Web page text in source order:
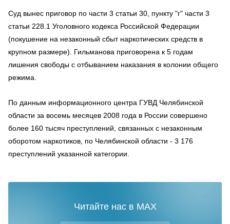
Суд вынес приговор по части 3 статьи 30, пункту "г" части 3
статьи 228.1 Уголовного кодекса Российской Федерации
(покушение на незаконный сбыт наркотических средств в
крупном размере). Гильманова приговорена к 5 годам
лишения свободы с отбыванием наказания в колонии общего
режима.
По данным информационного центра ГУВД Челябинской
области за восемь месяцев 2008 года в России совершено
более 160 тысяч преступлений, связанных с незаконным
оборотом наркотиков, по Челябинской области - 3 176
преступлений указанной категории.
Читайте нас в MAX